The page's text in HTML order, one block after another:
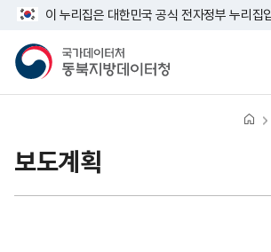
뛰
이 누리집은 대한민국 공식 전자정부 누리집
터
바
(새
기)
열
보도계획